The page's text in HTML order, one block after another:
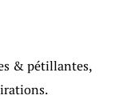
& pétillantes,